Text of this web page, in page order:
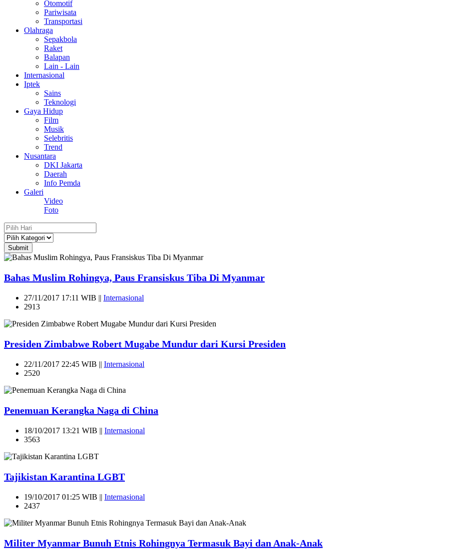
Otomotif
Pariwisata
Transportasi
Olahraga
Sepakbola
Raket
Balapan
Lain - Lain
Internasional
Iptek
Sains
Teknologi
Gaya Hidup
Film
Musik
Selebritis
Trend
Nusantara
DKI Jakarta
Daerah
Info Pemda
Galeri
Video
Foto
Submit
Bahas Muslim Rohingya, Paus Fransiskus Tiba Di Myanmar
27/11/2017 17:11 WIB || Internasional
2913
Presiden Zimbabwe Robert Mugabe Mundur dari Kursi Presiden
22/11/2017 22:45 WIB || Internasional
2520
Penemuan Kerangka Naga di China
18/10/2017 13:21 WIB || Internasional
3563
Tajikistan Karantina LGBT
19/10/2017 01:25 WIB || Internasional
2437
Militer Myanmar Bunuh Etnis Rohingnya Termasuk Bayi dan Anak-Anak